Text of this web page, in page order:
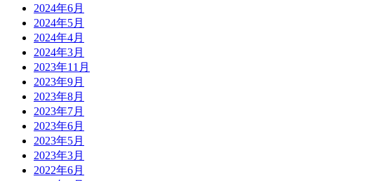
2024年6月
2024年5月
2024年4月
2024年3月
2023年11月
2023年9月
2023年8月
2023年7月
2023年6月
2023年5月
2023年3月
2022年6月